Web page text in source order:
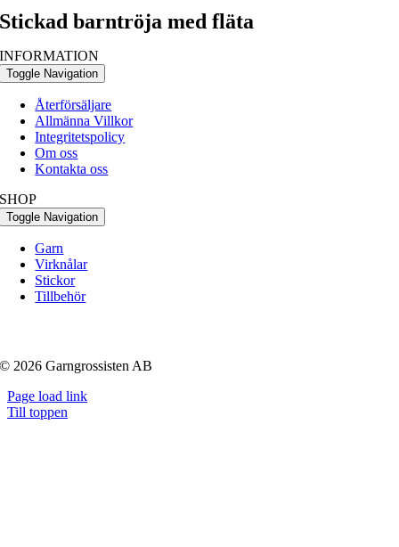
Stickad barntröja med fläta
INFORMATION
Toggle Navigation
Återförsäljare
Allmänna Villkor
Integritetspolicy
Om oss
Kontakta oss
SHOP
Toggle Navigation
Garn
Virknålar
Stickor
Tillbehör
© 2026 Garngrossisten AB
Page load link
Till toppen